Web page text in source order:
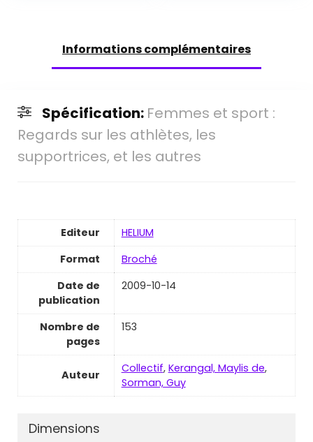
Informations complémentaires
Spécification: Femmes et sport :
Regards sur les athlètes, les
supportrices, et les autres
Editeur
HELIUM
Format
Broché
Date de
publication
2009-10-14
Nombre de
pages
153
Auteur Collectif, Kerangal, Maylis de,
Sorman, Guy
Dimensions